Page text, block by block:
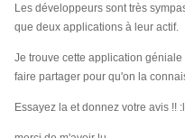
Les développeurs sont très
que deux applications à leur actif.
Je trouve cette application
faire partager pour qu'on la
Essayez la et donnez votre avis !!